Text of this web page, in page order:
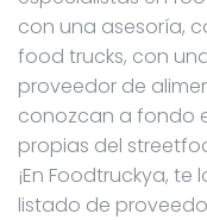
con una asesoría,
food trucks, con
proveedor de
conozcan a fondo
propias del
¡En Foodtruckya,
listado de